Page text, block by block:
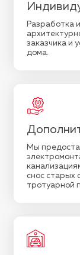
Разработка
заказчика и
дома.
Мы
снос старых
тротуарной